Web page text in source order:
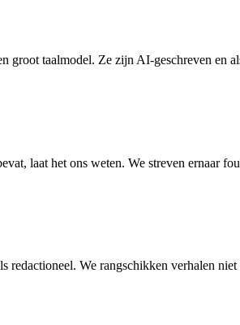
groot taalmodel. Ze zijn AI-geschreven en
laat het ons weten. We streven ernaar
redactioneel. We rangschikken verhalen